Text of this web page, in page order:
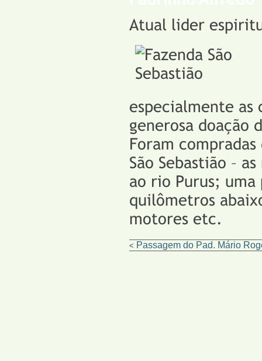
Atual lider
especialmente as
generosa doação
Foram
São Sebastião –
ao rio Purus;
quilômetros
motores etc.
< Passagem do Pad. Mário